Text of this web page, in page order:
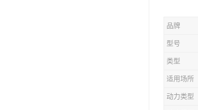
品牌
型号
类型
适用场所
动力类型